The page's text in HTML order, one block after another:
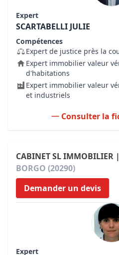
Expert
SCARTABELLI JULIE
Compétences
Expert de justice près la
Expert immobilier valeur
d'habitations
Expert immobilier valeur
et industriels
Consulter la
CABINET SL IMMOBILIER |
BORGO (20290)
Demander un devis
Expert